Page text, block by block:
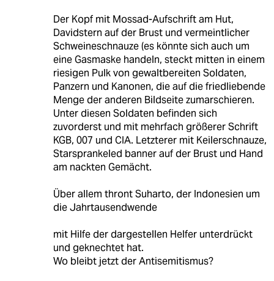
Der Kopf mit Mossad-Aufschrift am Hut,
Davidstern auf der Brust und vermeintlicher
Schweineschnauze (es könnte sich auch um
eine Gasmaske handeln, steckt mitten in einem
riesigen Pulk von gewaltbereiten Soldaten,
Panzern und Kanonen, die auf die friedliebende
Menge der anderen Bildseite zumarschieren.
Unter diesen Soldaten befinden sich
zuvorderst und mit mehrfach größerer Schrift
KGB, 007 und CIA. Letzterer mit Keilerschnauze,
Starsprankeled banner auf der Brust und Hand
am nackten Gemächt.
Über allem thront Suharto, der Indonesien um
die Jahrtausendwende
mit Hilfe der dargestellen Helfer unterdrückt
und geknechtet hat.
Wo bleibt jetzt der Antisemitismus?